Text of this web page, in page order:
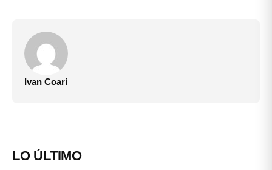
Ivan Coari
LO ÚLTIMO